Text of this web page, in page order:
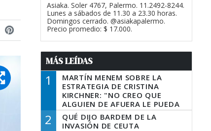
Asiaka. Soler 4767, Palermo. 11.2492-8244.
Lunes a sábados de 11.30 a 23.30 horas.
Domingos cerrado. @asiakapalermo.
Precio promedio: $ 17.000.
MÁS LEÍDAS
1
MARTÍN MENEM SOBRE LA
ESTRATEGIA DE CRISTINA
KIRCHNER: "NO CREO QUE
ALGUIEN DE AFUERA LE PUEDA
DECIR A LA JUSTICIA LO QUE
TIENE QUE HACER"
2
QUÉ DIJO BARDEM DE LA
INVASIÓN DE CEUTA